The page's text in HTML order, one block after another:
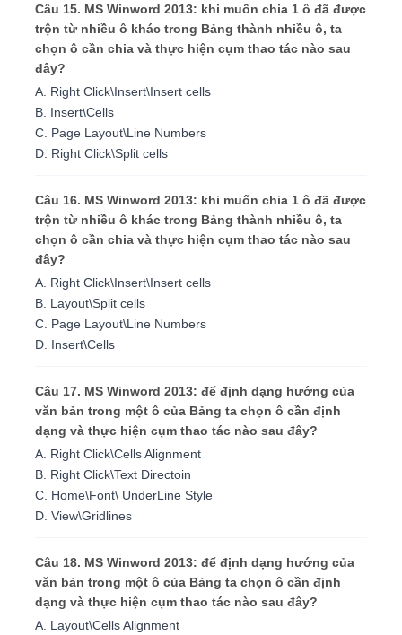
Câu 15. MS Winword 2013: khi muốn chia 1 ô đã được
trộn từ nhiều ô khác trong Bảng thành nhiều ô, ta
chọn ô cần chia và thực hiện cụm thao tác nào sau
đây?
A. Right Click\Insert\Insert cells
B. Insert\Cells
C. Page Layout\Line Numbers
D. Right Click\Split cells
Câu 16. MS Winword 2013: khi muốn chia 1 ô đã được
trộn từ nhiều ô khác trong Bảng thành nhiều ô, ta
chọn ô cần chia và thực hiện cụm thao tác nào sau
đây?
A. Right Click\Insert\Insert cells
B. Layout\Split cells
C. Page Layout\Line Numbers
D. Insert\Cells
Câu 17. MS Winword 2013: để định dạng hướng của
văn bản trong một ô của Bảng ta chọn ô cần định
dạng và thực hiện cụm thao tác nào sau đây?
A. Right Click\Cells Alignment
B. Right Click\Text Directoin
C. Home\Font\ UnderLine Style
D. View\Gridlines
Câu 18. MS Winword 2013: để định dạng hướng của
văn bản trong một ô của Bảng ta chọn ô cần định
dạng và thực hiện cụm thao tác nào sau đây?
A. Layout\Cells Alignment